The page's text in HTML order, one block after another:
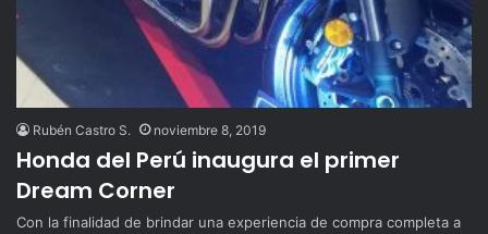
Rubén Castro S. noviembre 8, 2019
Honda del Perú inaugura el primer
Dream Corner
Con la finalidad de brindar una experiencia de compra completa a